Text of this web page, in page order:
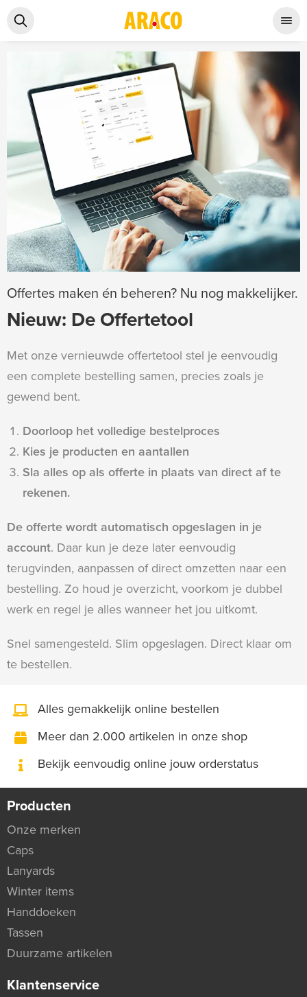
Offertes maken én beheren? Nu nog makkelijker.
Nieuw: De Offertetool
Met onze vernieuwde offertetool stel je eenvoudig
een complete bestelling samen, precies zoals je
gewend bent.
Doorloop het volledige bestelproces
Kies je producten en aantallen
Sla alles op als offerte in plaats van direct af te
rekenen.
De offerte wordt automatisch opgeslagen in je
account. Daar kun je deze later eenvoudig
terugvinden, aanpassen of direct omzetten naar een
bestelling. Zo houd je overzicht, voorkom je dubbel
werk en regel je alles wanneer het jou uitkomt.
Snel samengesteld. Slim opgeslagen. Direct klaar om
te bestellen.
Alles gemakkelijk online bestellen
Meer dan 2.000 artikelen in onze shop
Bekijk eenvoudig online jouw orderstatus
Producten
Onze merken
Caps
Lanyards
Winter items
Handdoeken
Tassen
Duurzame artikelen
Klantenservice